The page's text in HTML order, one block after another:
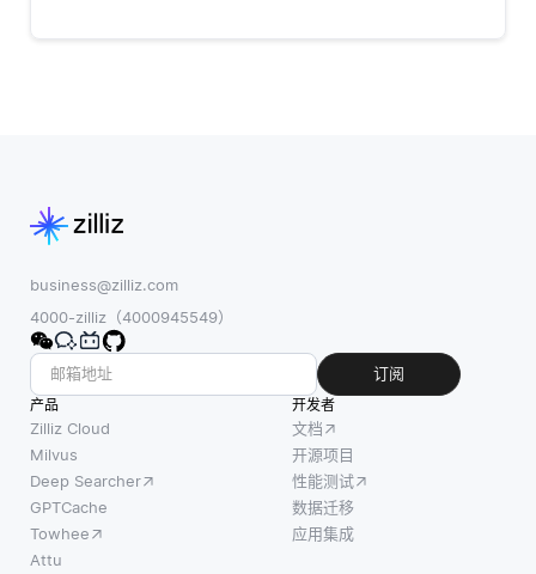
business@zilliz.com
4000-zilliz（4000945549）
订阅
产品
Zilliz Cloud
Milvus
Deep Searcher
GPTCache
Towhee
Attu
开发者
文档
开源项目
性能测试
数据迁移
应用集成